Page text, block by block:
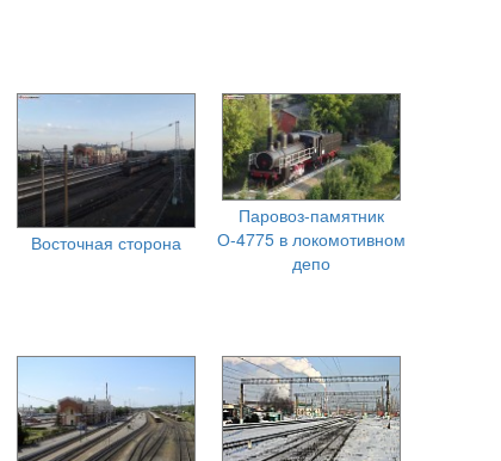
Восточная сторона
Паровоз-памятник
О-4775 в локомотивном
депо